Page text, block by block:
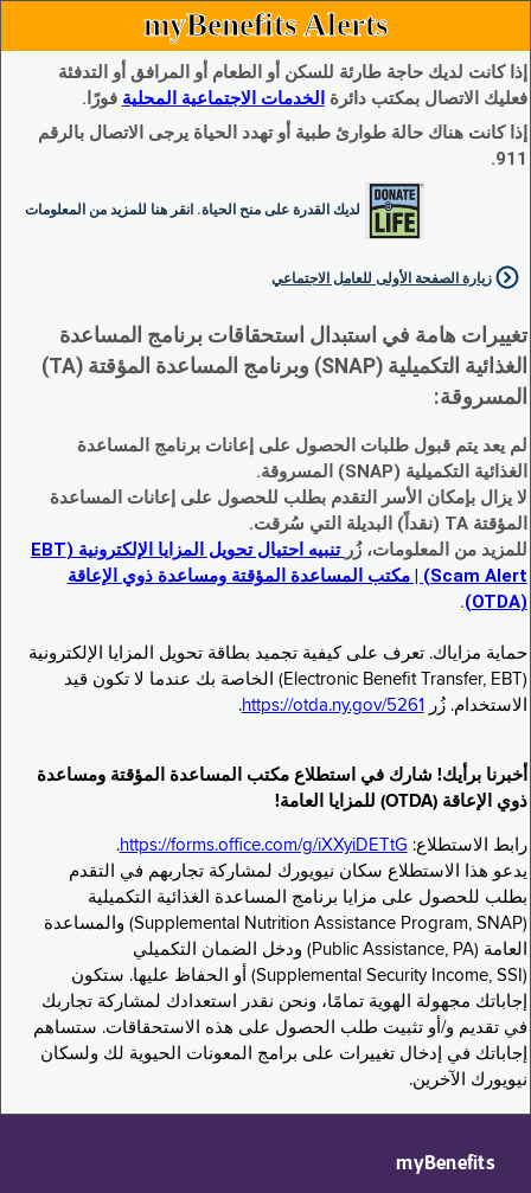
myBenefits Alerts
إذا كانت لديك حاجة طارئة للسكن أو الطعام أو المرافق أو التدفئة
فعليك الاتصال بمكتب دائرة الخدمات الاجتماعية المحلية فورًا.
إذا كانت هناك حالة طوارئ طبية أو تهدد الحياة يرجى الاتصال بالرقم
911.
لديك القدرة على منح الحياة. انقر هنا للمزيد من المعلومات
زيارة الصفحة الأولى للعامل الاجتماعي
تغييرات هامة في استبدال استحقاقات برنامج المساعدة
الغذائية التكميلية (SNAP) وبرنامج المساعدة المؤقتة (TA)
المسروقة:
لم يعد يتم قبول طلبات الحصول على إعانات برنامج المساعدة
الغذائية التكميلية (SNAP) المسروقة.
لا يزال بإمكان الأسر التقدم بطلب للحصول على إعانات المساعدة
المؤقتة TA (نقداً) البديلة التي سُرقت.
للمزيد من المعلومات، زُر
تنبيه احتيال تحويل المزايا الإلكترونية (EBT
Scam Alert) | مكتب المساعدة المؤقتة ومساعدة ذوي الإعاقة
(OTDA)
.
حماية مزاياك. تعرف على كيفية تجميد بطاقة تحويل المزايا الإلكترونية
(Electronic Benefit Transfer, EBT) الخاصة بك عندما لا تكون قيد
الاستخدام. زُر
https://otda.ny.gov/5261
.
أخبرنا برأيك! شارك في استطلاع مكتب المساعدة المؤقتة ومساعدة
ذوي الإعاقة (OTDA) للمزايا العامة!
رابط الاستطلاع: https://forms.office.com/g/iXXyiDETtG
.
يدعو هذا الاستطلاع سكان نيويورك لمشاركة تجاربهم في التقدم
بطلب للحصول على مزايا برنامج المساعدة الغذائية التكميلية
(Supplemental Nutrition Assistance Program, SNAP) والمساعدة
العامة (Public Assistance, PA) ودخل الضمان التكميلي
(Supplemental Security Income, SSI) أو الحفاظ عليها. ستكون
إجاباتك مجهولة الهوية تمامًا، ونحن نقدر استعدادك لمشاركة تجاربك
في تقديم و/أو تثبيت طلب الحصول على هذه الاستحقاقات. ستساهم
إجاباتك في إدخال تغييرات على برامج المعونات الحيوية لك ولسكان
نيويورك الآخرين.
myBenefits